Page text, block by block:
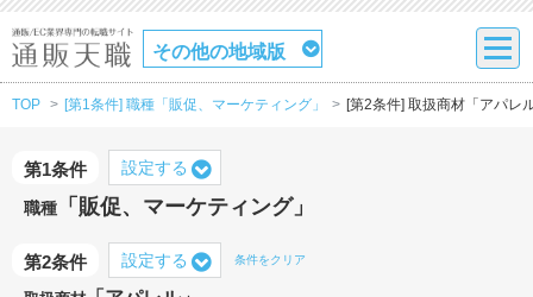
その他の地域版
TOP [第1条件] 職種「販促、マーケティング」 [第2条件] 取扱商材「アパレ
第1条件
職種 「販促、マーケティング」
設定する
第2条件 設定する 条件をクリア